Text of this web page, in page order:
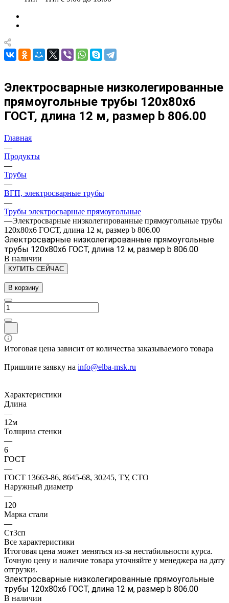
Электросварные низколегированные
прямоугольные трубы 120х80х6
ГОСТ, длина 12 м, размер b 806.00
Главная
—
Продукты
—
Трубы
—
ВГП, электросварные трубы
—
Трубы электросварные прямоугольные
—Электросварные низколегированные прямоугольные трубы
120х80х6 ГОСТ, длина 12 м, размер b 806.00
Электросварные низколегированные прямоугольные
трубы 120х80х6 ГОСТ, длина 12 м, размер b 806.00
В наличии
КУПИТЬ СЕЙЧАС
В корзину
Итоговая цена зависит от количества заказываемого товара
Пришлите заявку на info@elba-msk.ru
Характеристики
Длина
—
12м
Толщина стенки
—
6
ГОСТ
—
ГОСТ 13663-86, 8645-68, 30245, ТУ, СТО
Наружный диаметр
—
120
Марка стали
—
Ст3сп
Все характеристики
Итоговая цена может меняться из-за нестабильности курса.
Точную цену и наличие товара уточняйте у менеджера на дату
отгрузки.
Электросварные низколегированные прямоугольные
трубы 120х80х6 ГОСТ, длина 12 м, размер b 806.00
В наличии